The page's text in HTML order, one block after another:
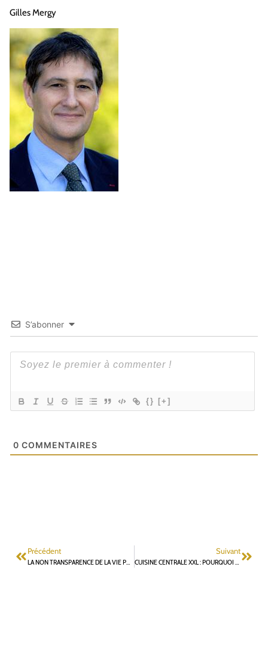
Gilles Mergy
S’abonner
{} [+]
0 COMMENTAIRES
Précédent
LA NON TRANSPARENCE DE LA VIE PUBLIQUE À FONTENAY-AUX-ROSES
Suivant
CUISINE CENTRALE XXL : POURQUOI CE PROJET EST UNE HÉRÉSIE FINANCIÈRE, ENVIRONNEMENTALE ET POUR LA QUALITÉ DES REPAS